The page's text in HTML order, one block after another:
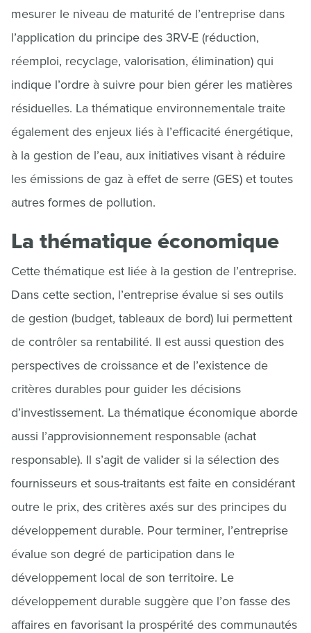
mesurer le niveau de maturité de l’entreprise dans
l’application du principe des 3RV-E (réduction,
réemploi, recyclage, valorisation, élimination) qui
indique l’ordre à suivre pour bien gérer les matières
résiduelles. La thématique environnementale traite
également des enjeux liés à l’efficacité énergétique,
à la gestion de l’eau, aux initiatives visant à réduire
les émissions de gaz à effet de serre (GES) et toutes
autres formes de pollution.
La thématique économique
Cette thématique est liée à la gestion de l’entreprise.
Dans cette section, l’entreprise évalue si ses outils
de gestion (budget, tableaux de bord) lui permettent
de contrôler sa rentabilité. Il est aussi question des
perspectives de croissance et de l’existence de
critères durables pour guider les décisions
d’investissement. La thématique économique aborde
aussi l’approvisionnement responsable (achat
responsable). Il s’agit de valider si la sélection des
fournisseurs et sous-traitants est faite en considérant
outre le prix, des critères axés sur des principes du
développement durable. Pour terminer, l’entreprise
évalue son degré de participation dans le
développement local de son territoire. Le
développement durable suggère que l’on fasse des
affaires en favorisant la prospérité des communautés